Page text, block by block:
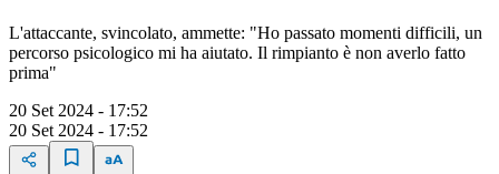
L'attaccante, svincolato, ammette: "Ho passato momenti difficili, un
percorso psicologico mi ha aiutato. Il rimpianto è non averlo fatto
prima"
20 Set 2024 - 17:52
20 Set 2024 - 17:52